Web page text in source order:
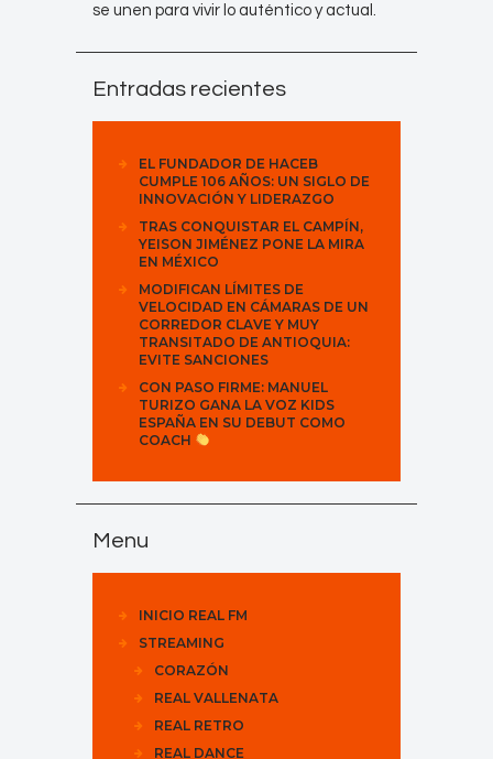
se unen para vivir lo auténtico y actual.
Entradas recientes
EL FUNDADOR DE HACEB
CUMPLE 106 AÑOS: UN SIGLO DE
INNOVACIÓN Y LIDERAZGO
TRAS CONQUISTAR EL CAMPÍN,
YEISON JIMÉNEZ PONE LA MIRA
EN MÉXICO
MODIFICAN LÍMITES DE
VELOCIDAD EN CÁMARAS DE UN
CORREDOR CLAVE Y MUY
TRANSITADO DE ANTIOQUIA:
EVITE SANCIONES
CON PASO FIRME: MANUEL
TURIZO GANA LA VOZ KIDS
ESPAÑA EN SU DEBUT COMO
COACH
Menu
INICIO REAL FM
STREAMING
CORAZÓN
REAL VALLENATA
REAL RETRO
REAL DANCE